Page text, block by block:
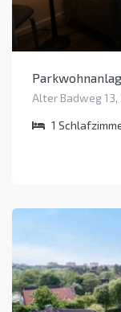
Alter Badweg
1